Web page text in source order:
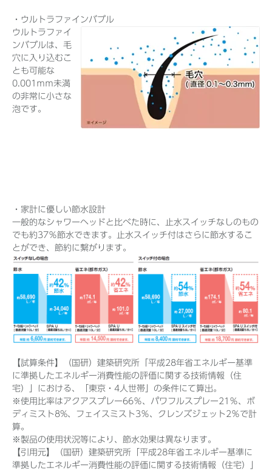
・ウルトラファインバブル
ウルトラファイ
ンバブルは、毛
穴に入り込むこ
とも可能な
0.001ⅿⅿ未満
の非常に小さな
泡です。
・家計に優しい節水設計
一般的なシャワーヘッドと比べた時に、止水スイッチなしのもの
でも約37％節水できます。止水スイッチ付はさらに節水するこ
とができ、節約に繋がります。
【試算条件】（国研）建築研究所「平成28年省エネルギー基準
に準拠したエネルギー消費性能の評価に関する技術情報（住
宅）」における、「東京・4人世帯」の条件にて算出。
※使用比率はアクアスプレー66％、パワフルスプレー21％、ボ
ディミスト8%、フェイスミスト3％、クレンズジェット2％で計
算。
※製品の使⽤状況等により、節⽔効果は異なります。
【引用元】（国研）建築研究所「平成28年省エネルギー基準に
準拠したエネルギー消費性能の評価に関する技術情報（住宅）」